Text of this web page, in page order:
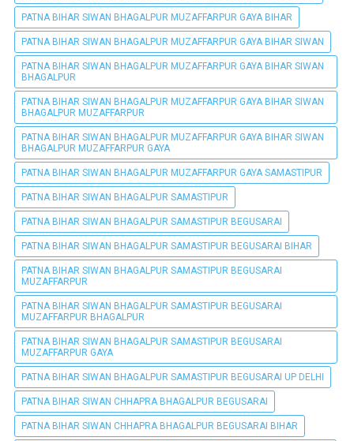
PATNA BIHAR SIWAN BHAGALPUR MUZAFFARPUR GAYA BIHAR
PATNA BIHAR SIWAN BHAGALPUR MUZAFFARPUR GAYA BIHAR SIWAN
PATNA BIHAR SIWAN BHAGALPUR MUZAFFARPUR GAYA BIHAR SIWAN
BHAGALPUR
PATNA BIHAR SIWAN BHAGALPUR MUZAFFARPUR GAYA BIHAR SIWAN
BHAGALPUR MUZAFFARPUR
PATNA BIHAR SIWAN BHAGALPUR MUZAFFARPUR GAYA BIHAR SIWAN
BHAGALPUR MUZAFFARPUR GAYA
PATNA BIHAR SIWAN BHAGALPUR MUZAFFARPUR GAYA SAMASTIPUR
PATNA BIHAR SIWAN BHAGALPUR SAMASTIPUR
PATNA BIHAR SIWAN BHAGALPUR SAMASTIPUR BEGUSARAI
PATNA BIHAR SIWAN BHAGALPUR SAMASTIPUR BEGUSARAI BIHAR
PATNA BIHAR SIWAN BHAGALPUR SAMASTIPUR BEGUSARAI
MUZAFFARPUR
PATNA BIHAR SIWAN BHAGALPUR SAMASTIPUR BEGUSARAI
MUZAFFARPUR BHAGALPUR
PATNA BIHAR SIWAN BHAGALPUR SAMASTIPUR BEGUSARAI
MUZAFFARPUR GAYA
PATNA BIHAR SIWAN BHAGALPUR SAMASTIPUR BEGUSARAI UP DELHI
PATNA BIHAR SIWAN CHHAPRA BHAGALPUR BEGUSARAI
PATNA BIHAR SIWAN CHHAPRA BHAGALPUR BEGUSARAI BIHAR